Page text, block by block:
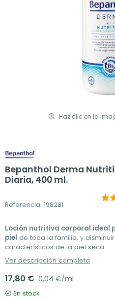
Haz clic en la
Bepanthol Derma
Diaria, 400 ml.
Referencia: 198281
Loción nutritiva corporal ideal
piel de toda la familia, y
característicos de la piel seca.
Ver descripción completa
17,80 € 0,04 €/ml
En stock